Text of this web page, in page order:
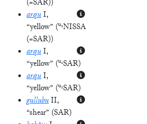
(=SAR))
arquI,
“yellow” (u₂NISSA
(=SAR))
arquI,
“yellow” (u₂SAR)
arquI,
“yellow” (u₂SAR)
gullubuII,
“shear” (SAR)